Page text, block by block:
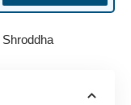
Shroddha